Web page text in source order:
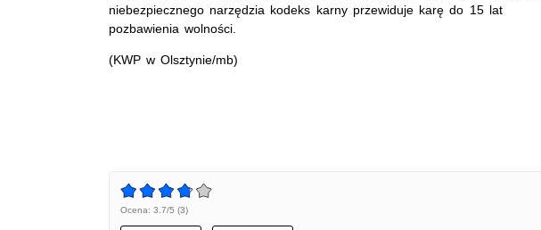
niebezpiecznego narzędzia kodeks karny przewiduje karę do 15 lat
pozbawienia wolności.
(KWP w Olsztynie/mb)
Ocena: 3.7/5 (3)